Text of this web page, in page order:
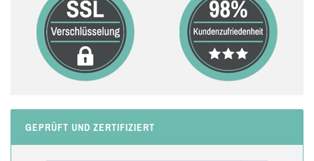
GEPRÜFT UND ZERTIFIZIERT